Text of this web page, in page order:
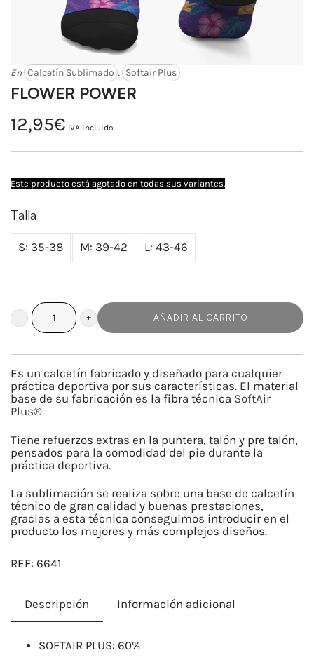
En Calcetín Sublimado , Softair Plus
FLOWER POWER
12,95€ IVA incluido
Este producto está agotado en todas sus variantes.
Talla
S: 35-38 M: 39-42 L: 43-46
FLOWER
AÑADIR AL CARRITO
Es un calcetín fabricado y diseñado para cualquier
práctica deportiva por sus características. El material
base de su fabricación es la fibra técnica SoftAir
Plus®
Tiene refuerzos extras en la puntera, talón y pre talón,
pensados para la comodidad del pie durante la
práctica deportiva.
La sublimación se realiza sobre una base de calcetín
técnico de gran calidad y buenas prestaciones,
gracias a esta técnica conseguimos introducir en el
producto los mejores y más complejos diseños.
REF: 6641
Descripción Información adicional
SOFTAIR PLUS: 60%